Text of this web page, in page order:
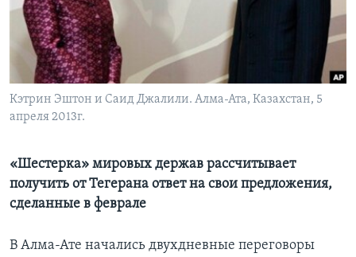
Learning English
СОЦИАЛЬНЫЕ СЕТИ
Кэтрин Эштон и Саид Джалили. Алма-Ата, Казахстан, 5
апреля 2013г.
«Шестерка» мировых держав рассчитывает
получить от Тегерана ответ на свои предложения,
сделанные в феврале
В Алма-Ате начались двухдневные переговоры